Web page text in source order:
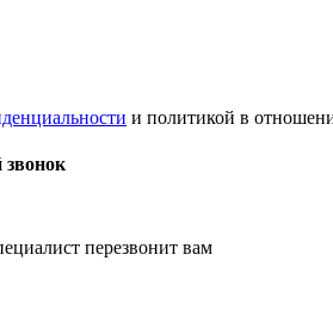
и политикой в
звонок
перезвонит вам